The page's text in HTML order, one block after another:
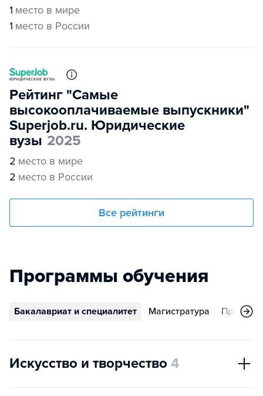
1 место в мире
1 место в России
Рейтинг "Самые
высокооплачиваемые выпускники"
Superjob.ru. Юридические
вузы 2025
2 место в мире
2 место в России
Все рейтинги
Программы обучения
Бакалавриат и специалитет Магистратура
Искусство и творчество 4